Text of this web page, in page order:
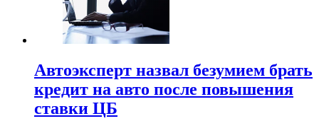
Автоэксперт назвал безумием брать
кредит на авто после повышения
ставки ЦБ